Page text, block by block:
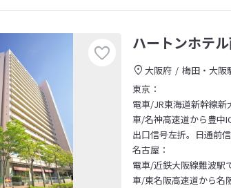
ハートンホテ
大阪府 梅田・大阪
東京：
電車/JR東海道新幹線
車/名神高速道から豊中
出口信号左折。日通前
名古屋：
電車/近鉄大阪線難波駅
車/東名阪高速道から名